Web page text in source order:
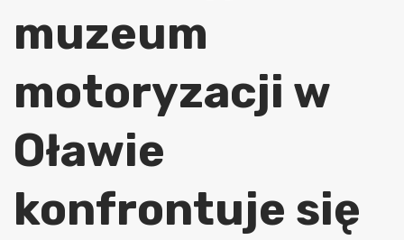
muzeum
motoryzacji w
Oławie
konfrontuje się